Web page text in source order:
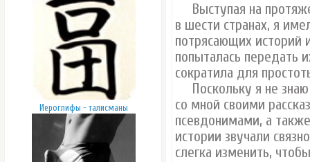
Иероглифы - талисманы
Выступая на
в шести странах, я
потрясающих историй
попыталась передать
сократила для
Поскольку я не
со мной своими
псевдонимами, а
истории звучали
слегка изменить,